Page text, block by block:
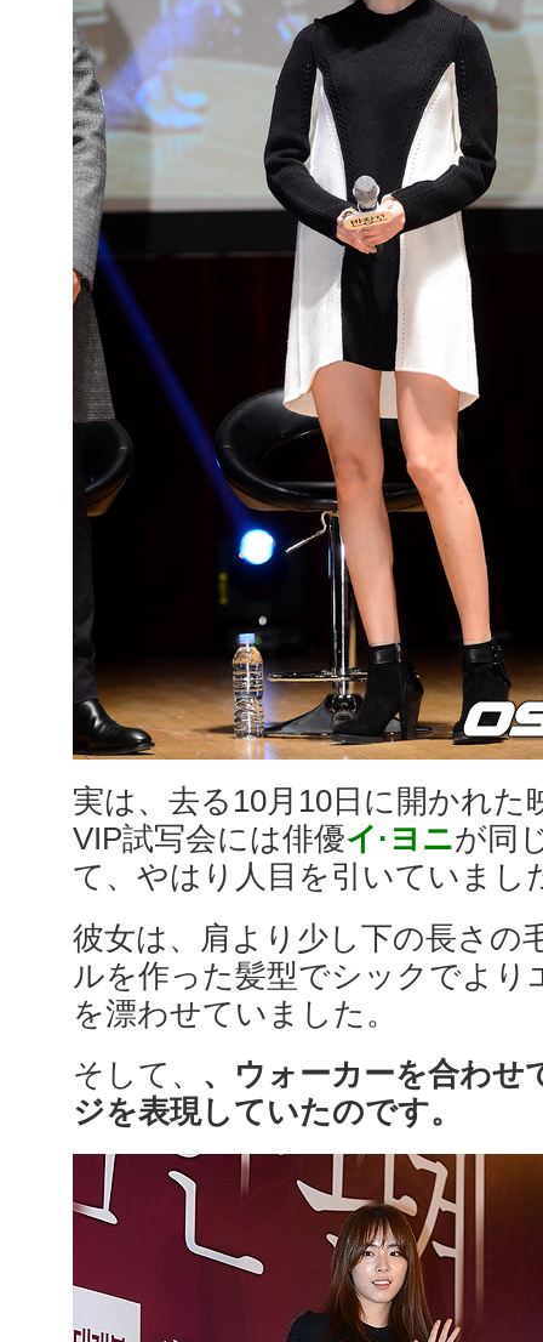
実は、去る10月10日に開かれた
VIP試写会には俳優イ·ヨニが同
て、やはり人目を引いていまし
彼女は、肩より少し下の長さの
ルを作った髪型でシックでより
を漂わせていました。
そして、 、ウォーカーを合わせ
ジを表現していたのです。